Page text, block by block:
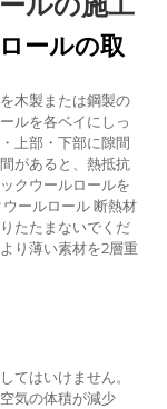
ールの取
木製または鋼製の
ルを各ベイにしっ
上部・下部に隙間
があると、熱抵抗
クウールロールを
ウールロール断熱材
たたまないでくだ
り薄い素材を2層重
てはいけません。
気の体積が減少